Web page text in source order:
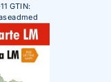
GTIN: